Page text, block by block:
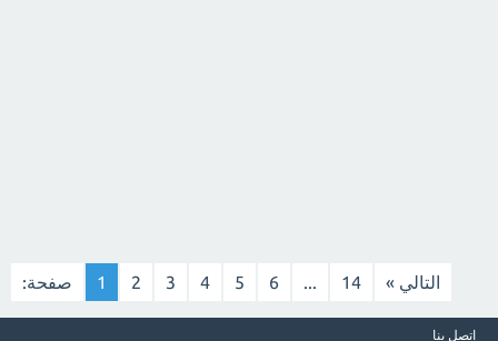
صفحة: 1 2 3 4 5 6 ... 14 التالي »
اتصل بنا